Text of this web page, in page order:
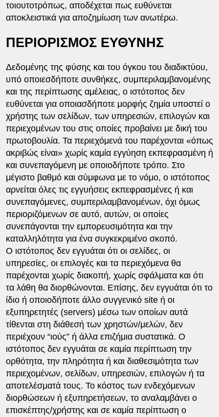
τοιουτοτρόπως, αποδέχεται πως ευθύνεται
αποκλειστικά για αποζημίωση των ανωτέρω.
ΠΕΡΙΟΡΙΣΜΟΣ ΕΥΘΥΝΗΣ
Δεδομένης της φύσης και του όγκου του διαδικτύου,
υπό οποιεσδήποτε συνθήκες, συμπεριλαμβανομένης
και της περίπτωσης αμέλειας, ο ιστότοπος δεν
ευθύνεται για οποιασδήποτε μορφής ζημία υποστεί ο
χρήστης των σελίδων, των υπηρεσιών, επιλογών και
περιεχομένων του στις οποίες προβαίνει με δική του
πρωτοβουλία. Τα περιεχόμενά του παρέχονται «όπως
ακριβώς είναι» χωρίς καμία εγγύηση εκπεφρασμένη ή
και συνεπαγόμενη με οποιοδήποτε τρόπο. Στο
μέγιστο βαθμό και σύμφωνα με το νόμο, ο ιστότοπος
αρνείται όλες τις εγγυήσεις εκπεφρασμένες ή και
συνεπαγόμενες, συμπεριλαμβανομένων, όχι όμως
περιοριζόμενων σε αυτό, αυτών, οι οποίες
συνεπάγονται την εμπορευσιμότητα και την
καταλληλότητα για ένα συγκεκριμένο σκοπό.
Ο ιστότοπος δεν εγγυάται ότι οι σελίδες, οι
υπηρεσίες, οι επιλογές και τα περιεχόμενα θα
παρέχονται χωρίς διακοπή, χωρίς σφάλματα και ότι
τα λάθη θα διορθώνονται. Επίσης, δεν εγγυάται ότι το
ίδιο ή οποιοδήποτε άλλο συγγενικό site ή οι
εξυπηρετητές (servers) μέσω των οποίων αυτά
τίθενται στη διάθεσή των χρηστών/μελών, δεν
περιέχουν “ιούς” ή άλλα επιζήμια συστατικά. Ο
ιστότοπος δεν εγγυάται σε καμία περίπτωση την
ορθότητα, την πληρότητα ή και διαθεσιμότητα των
περιεχομένων, σελίδων, υπηρεσιών, επιλογών ή τα
αποτελέσματά τους. Το κόστος των ενδεχόμενων
διορθώσεων ή εξυπηρετήσεων, το αναλαμβάνει ο
επισκέπτης/χρήστης και σε καμία περίπτωση ο